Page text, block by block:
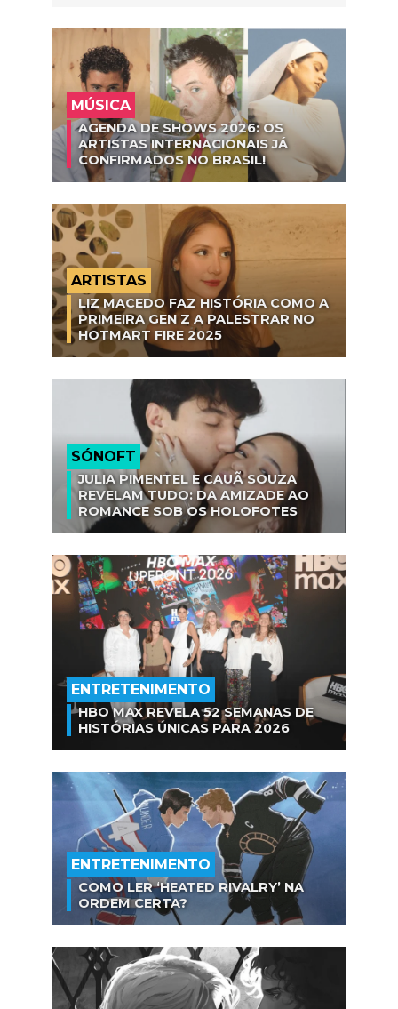
MÚSICA
AGENDA DE SHOWS 2026: OS
ARTISTAS INTERNACIONAIS JÁ
CONFIRMADOS NO BRASIL!
ARTISTAS
LIZ MACEDO FAZ HISTÓRIA COMO A
PRIMEIRA GEN Z A PALESTRAR NO
HOTMART FIRE 2025
SÓNOFT
JULIA PIMENTEL E CAUÃ SOUZA
REVELAM TUDO: DA AMIZADE AO
ROMANCE SOB OS HOLOFOTES
ENTRETENIMENTO
HBO MAX REVELA 52 SEMANAS DE
HISTÓRIAS ÚNICAS PARA 2026
ENTRETENIMENTO
COMO LER ‘HEATED RIVALRY’ NA
ORDEM CERTA?